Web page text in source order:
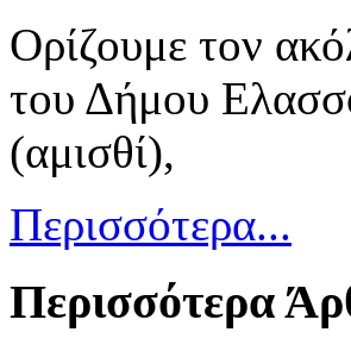
Ορίζουμε τον
του Δήμου
(αμισθί),
Περισσότερα...
Περισσότερα